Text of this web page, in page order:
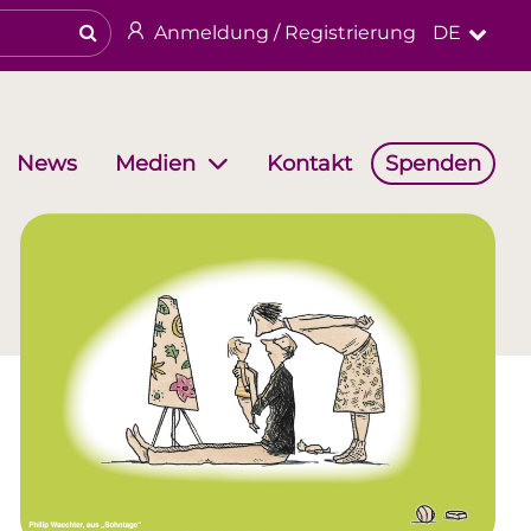
Anmeldung / Registrierung DE
Arbeitsgruppen
Religiöses & kulturelles Erbe
News Medien Kontakt Spenden